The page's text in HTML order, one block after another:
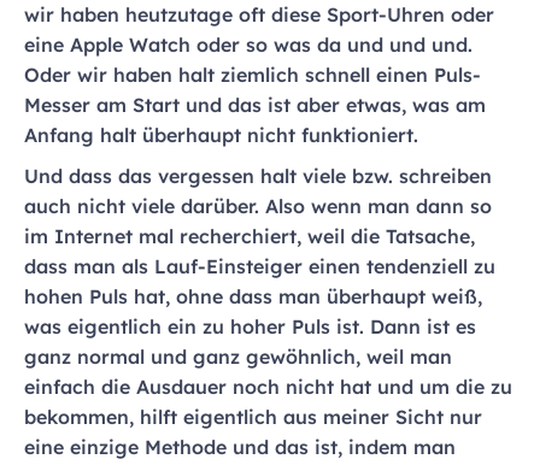
wir haben heutzutage oft diese Sport-Uhren oder
eine Apple Watch oder so was da und und und.
Oder wir haben halt ziemlich schnell einen Puls-
Messer am Start und das ist aber etwas, was am
Anfang halt überhaupt nicht funktioniert.
Und dass das vergessen halt viele bzw. schreiben
auch nicht viele darüber. Also wenn man dann so
im Internet mal recherchiert, weil die Tatsache,
dass man als Lauf-Einsteiger einen tendenziell zu
hohen Puls hat, ohne dass man überhaupt weiß,
was eigentlich ein zu hoher Puls ist. Dann ist es
ganz normal und ganz gewöhnlich, weil man
einfach die Ausdauer noch nicht hat und um die zu
bekommen, hilft eigentlich aus meiner Sicht nur
eine einzige Methode und das ist, indem man